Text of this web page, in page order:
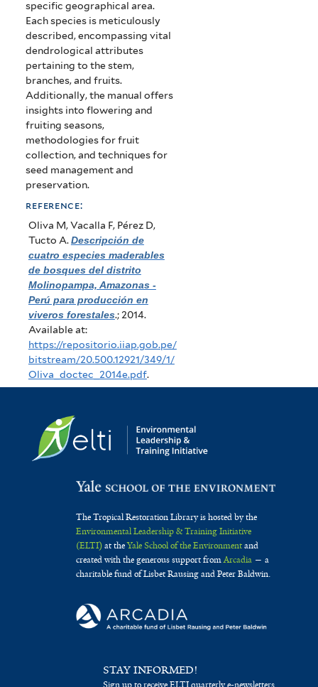
specific geographical area.
Each species is meticulously
described, encompassing vital
dendrological attributes
pertaining to the stem,
branches, and fruits.
Additionally, the manual offers
insights into flowering and
fruiting seasons,
methodologies for fruit
collection, and techniques for
seed management and
preservation.
reference:
Oliva M, Vacalla F, Pérez D,
Tucto A.Descripción de
cuatro especies maderables
de bosques del distrito
Molinopampa, Amazonas -
Perú para producción en
viveros forestales.; 2014.
Available at:
https://repositorio.iiap.gob.pe/
bitstream/20.500.12921/349/1/
Oliva_doctec_2014e.pdf.
The Tropical Restoration Library is hosted by the
Environmental Leadership & Training Initiative
(ELTI)at theYale School of the Environmentand
created with the generous support fromArcadia— a
charitable fund of Lisbet Rausing and Peter Baldwin.
STAY INFORMED!